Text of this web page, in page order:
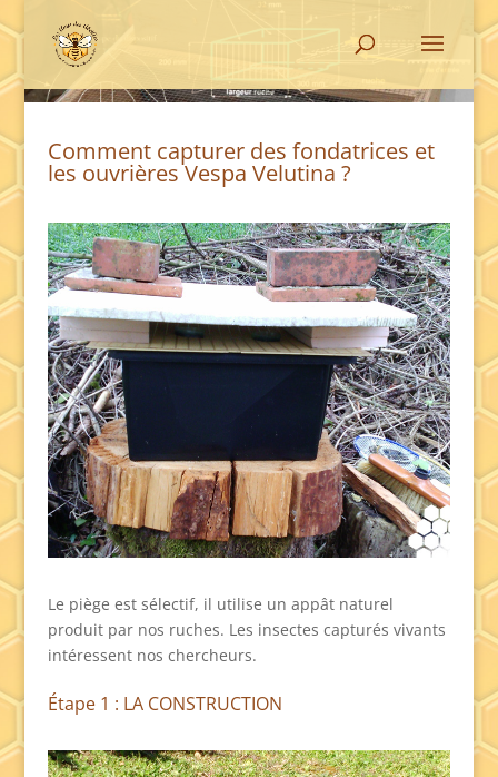
Comment capturer des fondatrices et
les ouvrières Vespa Velutina ?
Le piège est sélectif, il utilise un appât naturel
produit par nos ruches. Les insectes capturés vivants
intéressent nos chercheurs.
Étape 1 : LA CONSTRUCTION